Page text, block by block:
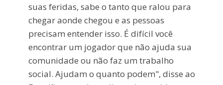
suas feridas, sabe o tanto que ralou para
chegar aonde chegou e as pessoas
precisam entender isso. É difícil você
encontrar um jogador que não ajuda sua
comunidade ou não faz um trabalho
social. Ajudam o quanto podem", disse ao